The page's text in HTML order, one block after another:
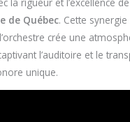
de Québec. Cette
crée une
l’auditoire et le
unique.